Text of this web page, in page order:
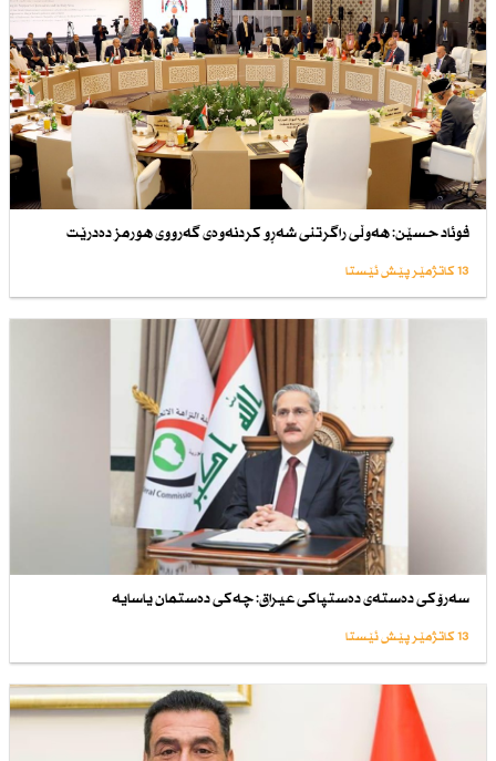
فوئاد حسێن: هەوڵی راگرتنی شەڕو كردنەوەی گەرووی هورمز دەدرێت
13 کاتژمێر پێش ئێستا
سەرۆكی دەستەی دەستپاكی عیراق: چەكی دەستمان یاسایە
13 کاتژمێر پێش ئێستا